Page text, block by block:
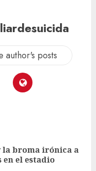
author's posts
la broma irónica a
en el estadio